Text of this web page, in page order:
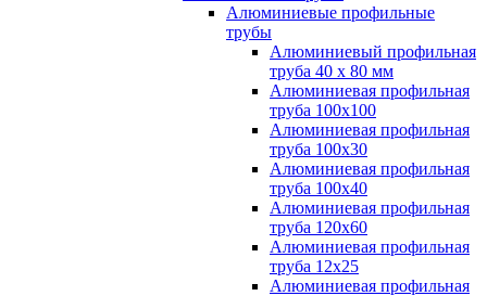
Алюминиевые профильные
трубы
Алюминиевый профильная
труба 40 х 80 мм
Алюминиевая профильная
труба 100х100
Алюминиевая профильная
труба 100х30
Алюминиевая профильная
труба 100х40
Алюминиевая профильная
труба 120х60
Алюминиевая профильная
труба 12x25
Алюминиевая профильная